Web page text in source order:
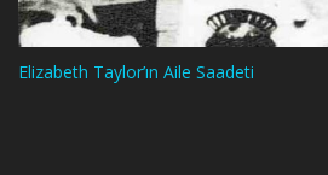
Elizabeth Taylor’ın Aile Saadeti